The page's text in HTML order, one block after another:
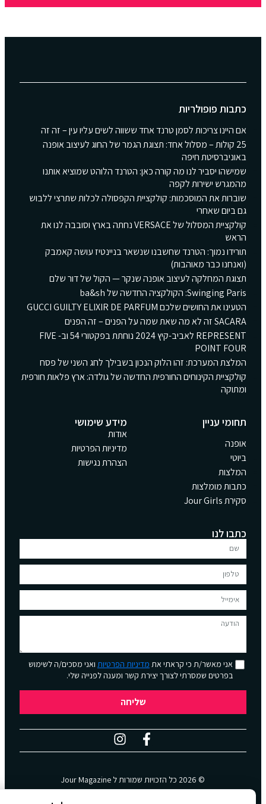
כתבות פופולריות
אם היינו צריכות לסמן טרנד אחד ששווה לשים עליו עין – זה זה
25 קולות – מסלול אחד: תצוגת הגמר של החוג לעיצוב אופנה
באוניברסיטת חיפה
שמישהו יסביר לנו מה קורה כאן: הטרנד הלוהט שמוציא אותנו
מהמגרש ישירות לקפה
שוברות את המוסכמות: קולקציית הקפסולה לכלות שתרצי ללבוש
גם ביום שאחרי
קולקציית המסלול של VERSACE נחתה בארץ וסובבה לנו את
הראש
תורידו נמוך: הטרנד שחשבנו שנשאר בניינטיז עושה קאמבק
(ואנחנו כבר מאוהבות)
תצוגת המחלקה לעיצוב אופנה שנקר — הקול של דור שלם
Swinging Paris: הקולקציה החדשה של ba&sh
הטעינו את החושים שלכם GUCCI GUILTY ELIXIR DE PARFUM
SACARA זה לא מה שאת שמה על הפנים – זה הפנים
REPRESENT לאביב-קיץ 2024 נוחתת בפקטורי 54 וב- FIVE
POINT FOUR
המלצת המערכת: זהו הלוק הנכון בשבילך לחג השני של פסח
קולקציית הקינוחים החורפית החדשה של גולדה: ארץ פלאות חורפית
ומתוקה
תחומי עניין
אופנה
ביוטי
המלצות
כתבות מומלצות
סקירת Jour Girls
מידע שימושי
אודות
מדיניות הפרטיות
הצהרת נגישות
כתבו לנו
אני מאשר/ת כי קראתי אתמדיניות הפרטיותואני מסכים/ה לשימוש
בפרטים שמסרתי לצורך יצירת קשר ומענה לפנייה שלי.
שליחה
Jour Magazine